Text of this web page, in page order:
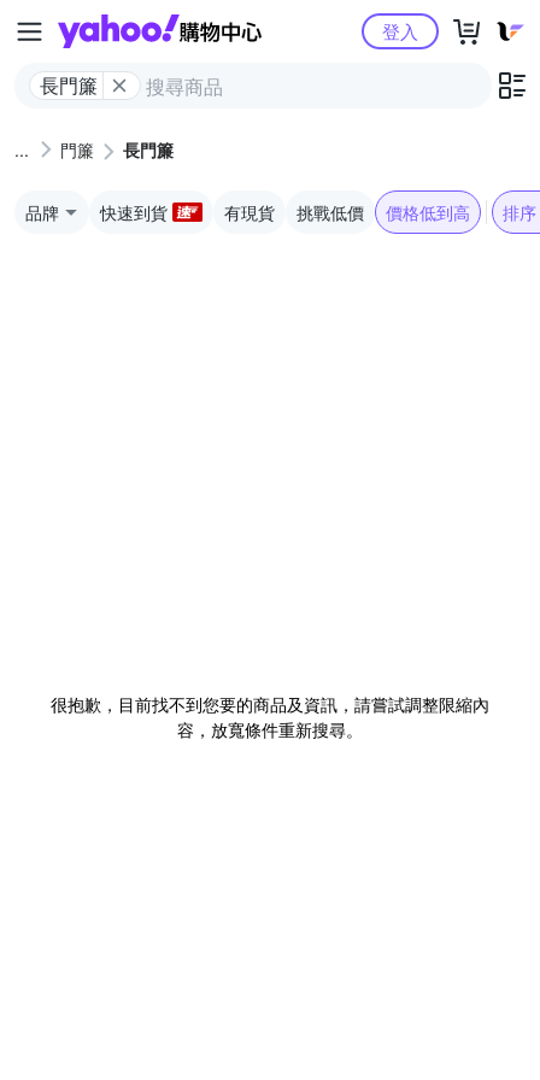
Yahoo購物中心
長門簾
登入
門簾 長門簾
品牌 快速到貨 有現貨 挑戰低價 價格低到高 排序
很抱歉，目前找不到您要的商品及資訊，請嘗試調整限縮內
容，放寬條件重新搜尋。